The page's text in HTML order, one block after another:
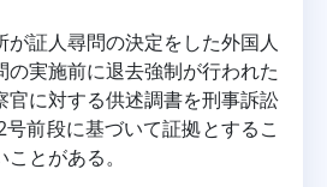
が証人尋問の決定をした外国人
の実施前に退去強制が行われた
官に対する供述調書を刑事訴訟
前段に基づいて証拠とするこ
とがある。